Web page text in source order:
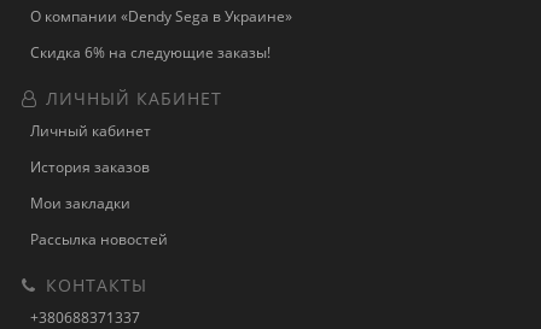
О компании «Dendy Sega в Украине»
Скидка 6% на следующие заказы!
ЛИЧНЫЙ КАБИНЕТ
Личный кабинет
История заказов
Мои закладки
Рассылка новостей
КОНТАКТЫ
+380688371337